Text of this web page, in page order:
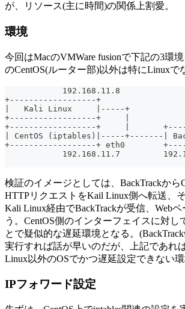
が、リソース(主に時間)の関係上割愛。
環境
今回はMacのVMWare fusionで下記の3環
のCentOS(ルーター部)以外は特にLinuxで
            192.168.11.8
+------------------+
|   Kali Linux     |-----+
+------------------+     |
+------------------+     |
| CentOS (iptables)|-----+-------|
+------------------+ eth0
192.168.11.7
検証のイメージとしては、BackTrackから
HTTPリクエストをKail Linux側へ転送、
Kali Linux経由でBackTrackが受信、Web
う。CentOS側のインターフェイスに対し
とで疑似的な遅延環境となる。
実行すれば話が早いのだが、上記であれ
Linux以外のOSでかつ遅延設定できない
IPフォワード設定